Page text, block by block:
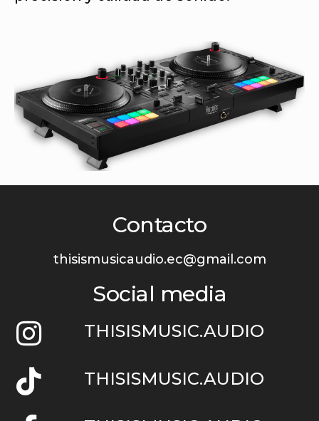
Contacto
thisismusicaudio.ec@gmail.com
Social media
THISISMUSIC.AUDIO
THISISMUSIC.AUDIO